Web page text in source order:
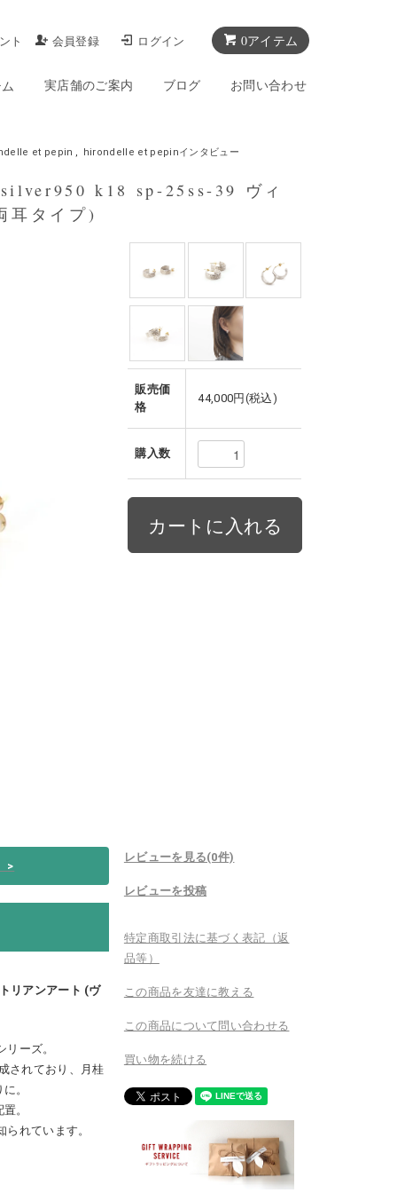
0アイテム
ト 会員登録 ログイン
実店舗のご案内 ブログ お問い合わせ
et pepin , hirondelle et pepinインタビュー
k18 sp-25ss-39 ヴィ
耳タイプ)
販売価
格
44,000円(税込)
購入数
>
リアンアート (ヴ
ーズ。
されており、月桂
。
。
れています。
レビューを見る(0件)
レビューを投稿
特定商取引法に基づく表記（返
品等）
この商品を友達に教える
この商品について問い合わせる
買い物を続ける